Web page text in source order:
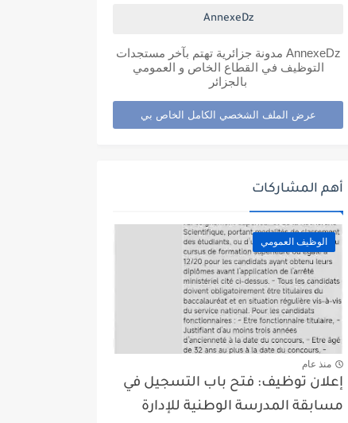
AnnexeDz
AnnexeDz مدونة جزائرية تهتم بآخر مستجدات
التوظيف في القطاع الخاص و العمومي
بالجزائر
عرض الملف الشخصي الكامل الخاص بي
أهم المشاركات
الوظيف العمومي
منذ عام
إعلان توظيف: فتح باب التسجيل في
مسابقة المدرسة الوطنية للإدارة